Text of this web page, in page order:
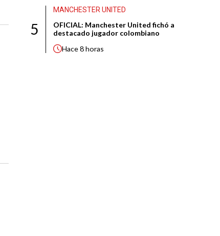
5
MANCHESTER UNITED
OFICIAL: Manchester United fichó a
destacado jugador colombiano
Hace8 horas